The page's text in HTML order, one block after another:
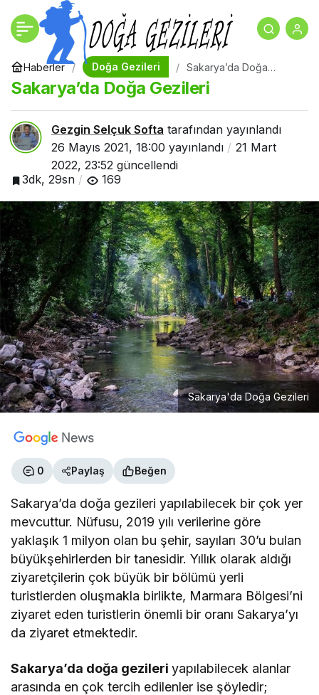
Haberler Doğa Gezileri
Sakarya’da Doğa
Gezileri
Sakarya’da Doğa Gezileri
Gezgin Selçuk Softa tarafından yayınlandı
26 Mayıs 2021, 18:00 yayınlandı
21 Mart
2022, 23:52 güncellendi
3dk, 29sn
169
Sakarya'da Doğa Gezileri
0 Paylaş Beğen
Sakarya’da doğa gezileri yapılabilecek bir çok yer
mevcuttur. Nüfusu, 2019 yılı verilerine göre
yaklaşık 1 milyon olan bu şehir, sayıları 30’u bulan
büyükşehirlerden bir tanesidir. Yıllık olarak aldığı
ziyaretçilerin çok büyük bir bölümü yerli
turistlerden oluşmakla birlikte, Marmara Bölgesi’ni
ziyaret eden turistlerin önemli bir oranı Sakarya’yı
da ziyaret etmektedir.
Sakarya’da doğa gezileriyapılabilecek alanlar
arasında en çok tercih edilenler ise şöyledir;
İstanbul’da Doğa Gezileri
Yapılabilecek Yerler
+ - Paylaş